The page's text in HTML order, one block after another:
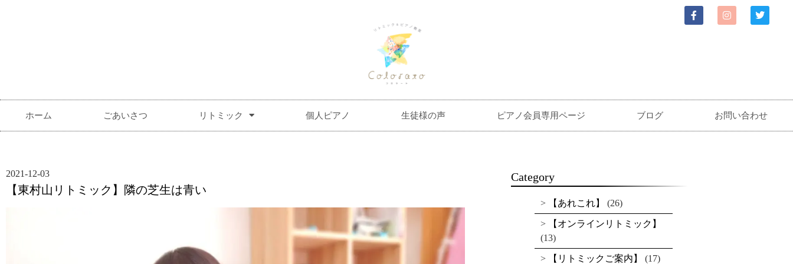
ホーム ごあいさつ リトミック 個人ピアノ 生徒様の声 ピアノ会員専用ページ ブログ お問い合わせ
2021-12-03
【東村山リトミック】隣の芝生は青い
Category
【あれこれ】 (26)
【オンラインリトミック】
(13)
【リトミックご案内】 (17)